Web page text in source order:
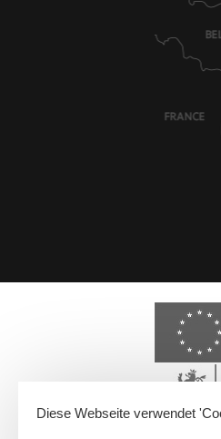
Diese Webseite verwendet